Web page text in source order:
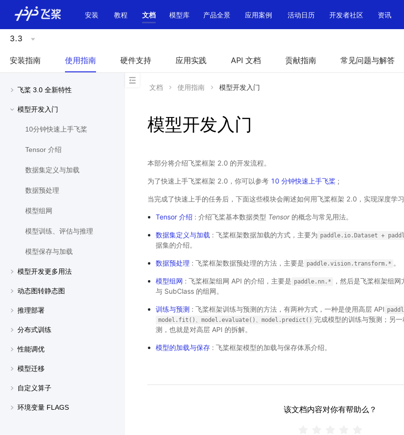
安装 教程 文档 模型库 产品全景 应用案例 活动日历 开发者社区 资讯
3.3
安装指南 使用指南 硬件支持 应用实践 API 文档 贡献指南 常见问题与解答
飞桨 3.0 全新特性
模型开发入门
10分钟快速上手飞桨
Tensor 介绍
数据集定义与加载
数据预处理
模型组网
模型训练、评估与推理
模型保存与加载
模型开发更多用法
动态图转静态图
推理部署
分布式训练
性能调优
模型迁移
自定义算子
环境变量 FLAGS
文档 使用指南 模型开发入门
模型开发入门
本部分将介绍飞桨框架 2.0 的开发流程。
为了快速上手飞桨框架 2.0，你可以参考 10 分钟快速上手飞桨 ;
当完成了快速上手的任务后，下面这些模块会阐述如何用飞桨框架 2.0，实现深度学
Tensor 介绍 : 介绍飞桨基本数据类型 Tensor的概念与常见用法。
数据集定义与加载 : 飞桨框架数据加载的方式，主要为 paddle.io.Dataset +
据集的介绍。
数据预处理 : 飞桨框架数据预处理的方法，主要是 paddle.vision.transform.* 。
模型组网 : 飞桨框架组网 API 的介绍，主要是 paddle.nn.*
，然后是飞桨框架组
与 SubClass 的组网。
训练与预测 : 飞桨框架训练与预测的方法，有两种方式，一种是使用高层 API
model.fit()、model.evaluate()、model.predict() 完成模型的训练与预测；另
测，也就是对高层 API 的拆解。
模型的加载与保存: 飞桨框架模型的加载与保存体系介绍。
该文档内容对你有帮助么？